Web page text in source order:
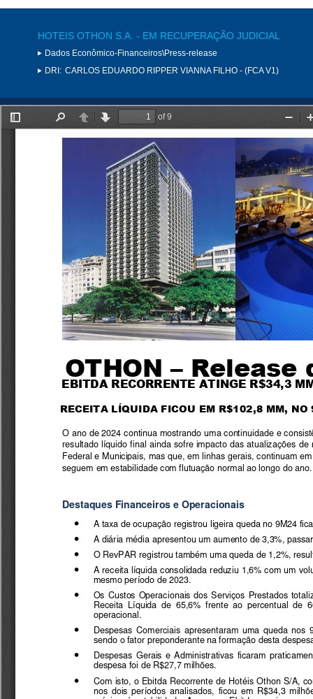
HOTEIS OTHON S.A. - EM RECUPERAÇÃO JUDICIAL
Dados Econômico-Financeiros\Press-release
DRI: CARLOS EDUARDO RIPPER VIANNA FILHO - (FCA V1)